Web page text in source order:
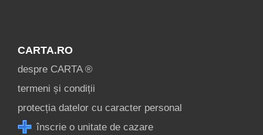
CARTA.RO
despre CARTA ®
termeni și condiții
protecția datelor cu caracter personal
înscrie o unitate de cazare